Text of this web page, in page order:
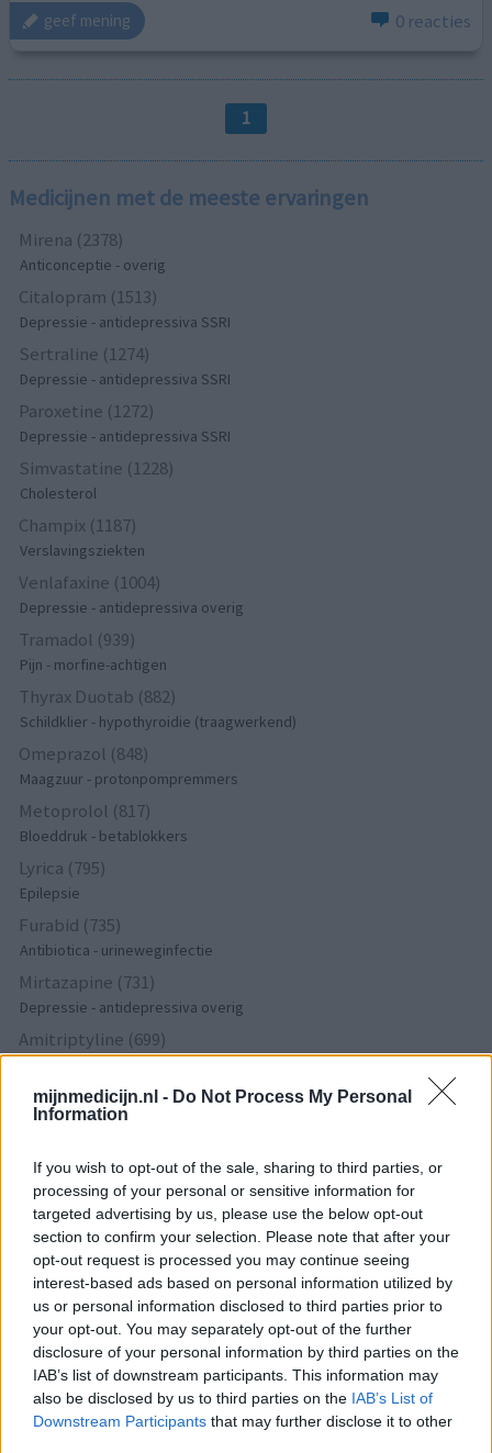
mijnmedicijn.nl - Do Not Process My Personal
Information
If you wish to opt-out of the sale, sharing to third parties, or
processing of your personal or sensitive information for
targeted advertising by us, please use the below opt-out
section to confirm your selection. Please note that after your
opt-out request is processed you may continue seeing
interest-based ads based on personal information utilized by
us or personal information disclosed to third parties prior to
your opt-out. You may separately opt-out of the further
disclosure of your personal information by third parties on the
IAB’s list of downstream participants. This information may
also be disclosed by us to third parties on the IAB’s List of
Downstream Participants that may further disclose it to other
geef mening 0 reacties
1
Medicijnen met de meeste ervaringen
Mirena (2378)
Anticonceptie - overig
Citalopram (1513)
Depressie - antidepressiva SSRI
Sertraline (1274)
Depressie - antidepressiva SSRI
Paroxetine (1272)
Depressie - antidepressiva SSRI
Simvastatine (1228)
Cholesterol
Champix (1187)
Verslavingsziekten
Venlafaxine (1004)
Depressie - antidepressiva overig
Tramadol (939)
Pijn - morfine-achtigen
Thyrax Duotab (882)
Schildklier - hypothyroidie (traagwerkend)
Omeprazol (848)
Maagzuur - protonpompremmers
Metoprolol (817)
Bloeddruk - betablokkers
Lyrica (795)
Epilepsie
Furabid (735)
Antibiotica - urineweginfectie
Mirtazapine (731)
Depressie - antidepressiva overig
Amitriptyline (699)
Efexor (665)
Depressie - antidepressiva overig
Anticonceptie - eenfase
Escitalopram (647)
Depressie - antidepressiva SSRI
Seroquel (647)
Psychose / schizofrenie - antipsychotica
Amoxicilline (646)
Antibiotica - penicillines breedspectrum
Wellbutrin XR (646)
Verslavingsziekten